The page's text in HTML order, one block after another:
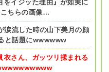
をイジッた理由』が如実に
ちらの画像…
涙流した時の山下美月の顔
と話題にwwwwww
衣さん、ガッツリ揉まれる